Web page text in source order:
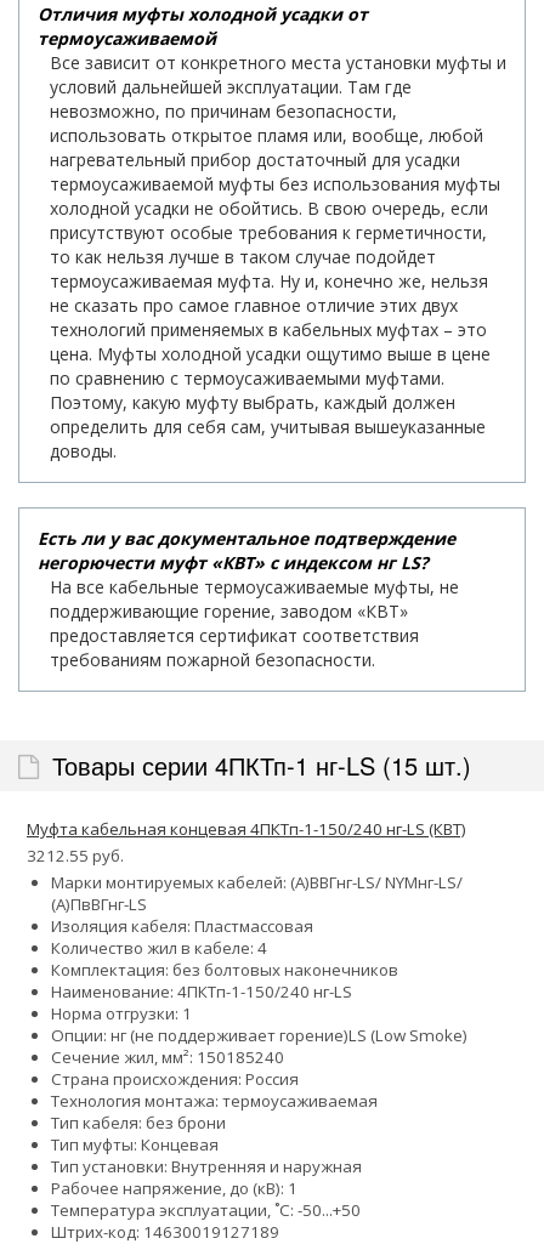
Отличия муфты холодной усадки от
термоусаживаемой
Все зависит от конкретного места установки муфты и
условий дальнейшей эксплуатации. Там где
невозможно, по причинам безопасности,
использовать открытое пламя или, вообще, любой
нагревательный прибор достаточный для усадки
термоусаживаемой муфты без использования муфты
холодной усадки не обойтись. В свою очередь, если
присутствуют особые требования к герметичности,
то как нельзя лучше в таком случае подойдет
термоусаживаемая муфта. Ну и, конечно же, нельзя
не сказать про самое главное отличие этих двух
технологий применяемых в кабельных муфтах – это
цена. Муфты холодной усадки ощутимо выше в цене
по сравнению с термоусаживаемыми муфтами.
Поэтому, какую муфту выбрать, каждый должен
определить для себя сам, учитывая вышеуказанные
доводы.
Есть ли у вас документальное подтверждение
негорючести муфт «КВТ» с индексом нг LS?
На все кабельные термоусаживаемые муфты, не
поддерживающие горение, заводом «КВТ»
предоставляется сертификат соответствия
требованиям пожарной безопасности.
Товары серии 4ПКТп-1 нг-LS (15 шт.)
Муфта кабельная концевая 4ПКТп-1-150/240 нг-LS (КВТ)
3212.55 руб.
Марки монтируемых кабелей: (А)ВВГнг-LS/ NYMнг-LS/
(А)ПвВГнг-LS
Изоляция кабеля: Пластмассовая
Количество жил в кабеле: 4
Комплектация: без болтовых наконечников
Наименование: 4ПКТп-1-150/240 нг-LS
Норма отгрузки: 1
Опции: нг (не поддерживает горение)LS (Low Smoke)
Сечение жил, мм²: 150185240
Страна происхождения: Россия
Технология монтажа: термоусаживаемая
Тип кабеля: без брони
Тип муфты: Концевая
Тип установки: Внутренняя и наружная
Рабочее напряжение, до (кВ): 1
Температура эксплуатации, ˚С: -50...+50
Штрих-код: 14630019127189